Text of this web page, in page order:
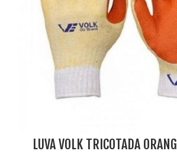
LUVA VOLK TRICOTADA